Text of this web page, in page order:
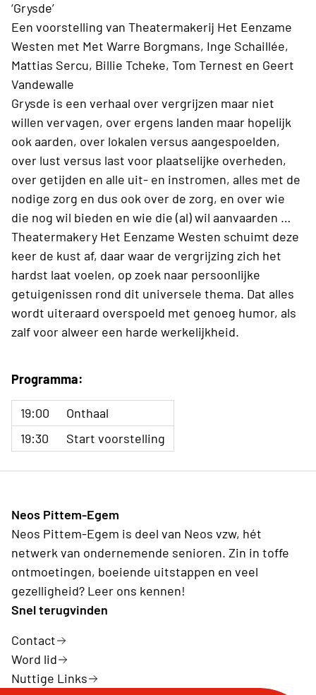
‘Grysde’
Een voorstelling van Theatermakerij Het Eenzame
Westen met Met Warre Borgmans, Inge Schaillée,
Mattias Sercu, Billie Tcheke, Tom Ternest en Geert
Vandewalle
Grysde is een verhaal over vergrijzen maar niet
willen vervagen, over ergens landen maar hopelijk
ook aarden, over lokalen versus aangespoelden,
over lust versus last voor plaatselijke overheden,
over getijden en alle uit- en instromen, alles met de
nodige zorg en dus ook over de zorg, en over wie
die nog wil bieden en wie die (al) wil aanvaarden …
Theatermakery Het Eenzame Westen schuimt deze
keer de kust af, daar waar de vergrijzing zich het
hardst laat voelen, op zoek naar persoonlijke
getuigenissen rond dit universele thema. Dat alles
wordt uiteraard overspoeld met genoeg humor, als
zalf voor alweer een harde werkelijkheid.
Programma:
19:00
Onthaal
19:30
Start voorstelling
Neos Pittem-Egem
Neos Pittem-Egem is deel van Neos vzw, hét
netwerk van ondernemende senioren. Zin in toffe
ontmoetingen, boeiende uitstappen en veel
gezelligheid? Leer ons kennen!
Snel terugvinden
Contact
Word lid
Nuttige Links